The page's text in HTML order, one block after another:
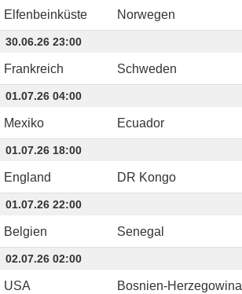
Elfenbeinküste Norwegen
30.06.26 23:00
Frankreich Schweden
01.07.26 04:00
Mexiko Ecuador
01.07.26 18:00
England DR Kongo
01.07.26 22:00
Belgien Senegal
02.07.26 02:00
USA Bosnien-Herzegowina